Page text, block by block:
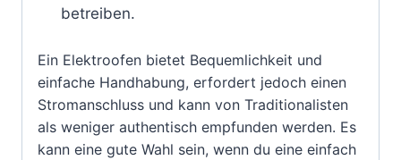
betreiben.
Ein Elektroofen bietet Bequemlichkeit und
einfache Handhabung, erfordert jedoch einen
Stromanschluss und kann von Traditionalisten
als weniger authentisch empfunden werden. Es
kann eine gute Wahl sein, wenn du eine einfach